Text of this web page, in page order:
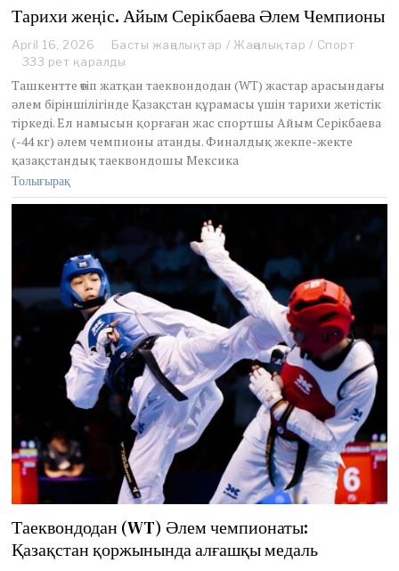
Тарихи жеңіс. Айым Серікбаева Әлем Чемпионы
April 16, 2026 Басты жаңалықтар / Жаңалықтар / Спорт
333 рет қаралды
Ташкентте өтіп жатқан таеквондодан (WT) жастар арасындағы
әлем біріншілігінде Қазақстан құрамасы үшін тарихи жетістік
тіркеді. Ел намысын қорғаған жас спортшы Айым Серікбаева
(-44 кг) әлем чемпионы атанды. Финалдық жекпе-жекте
қазақстандық таеквондошы Мексика
Толығырақ
Таеквондодан (WT) Әлем чемпионаты:
Қазақстан қоржынында алғашқы медаль